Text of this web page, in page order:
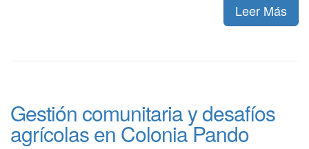
Leer Más
Gestión comunitaria y desafíos
agrícolas en Colonia Pando